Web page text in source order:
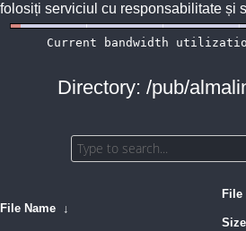
folosiți serviciul cu responsabilitate și
Directory: /pub/
File Name ↓
File
Size